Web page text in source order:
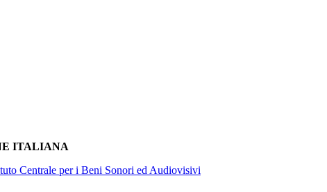
ITALIANA
Centrale per i Beni Sonori ed Audiovisivi